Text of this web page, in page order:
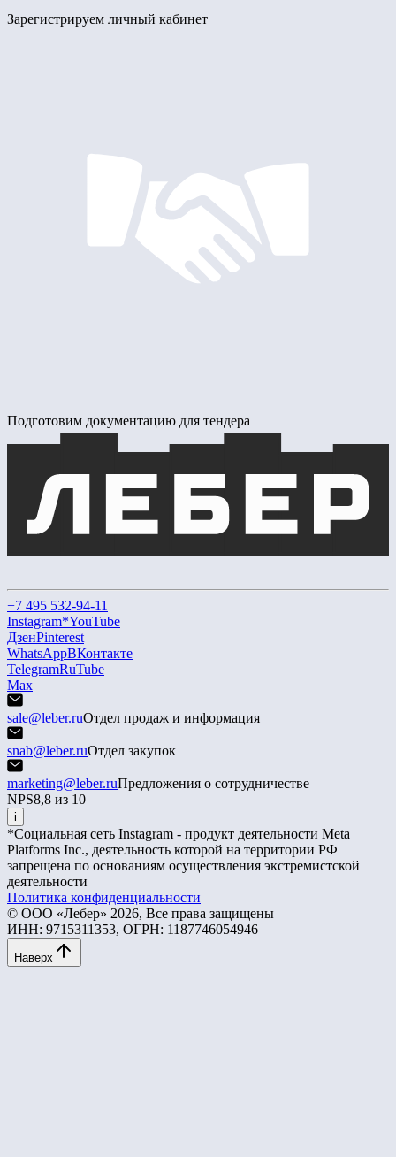
Зарегистрируем личный кабинет
Подготовим документацию для тендера
+7 495 532-94-11
Instagram*YouTube
ДзенPinterest
WhatsAppВКонтакте
TelegramRuTube
Max
sale@leber.ruОтдел продаж и информация
snab@leber.ruОтдел закупок
marketing@leber.ruПредложения о сотрудничестве
NPS8,8 из 10
i
*Социальная сеть Instagram - продукт деятельности Meta
Platforms Inc., деятельность которой на территории РФ
запрещена по основаниям осуществления экстремистской
деятельности
Политика конфиденциальности
© ООО «Лебер» 2026, Все права защищены
ИНН: 9715311353, ОГРН: 1187746054946
Наверх